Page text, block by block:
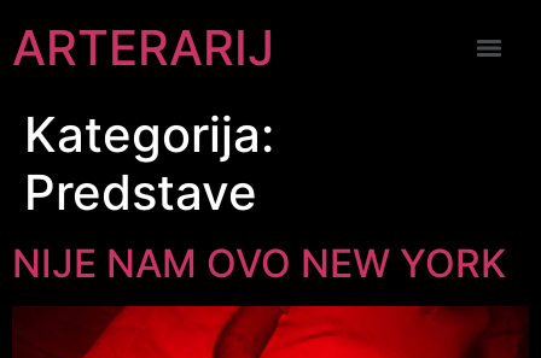
ARTERARIJ
Kategorija:
Predstave
NIJE NAM OVO NEW YORK